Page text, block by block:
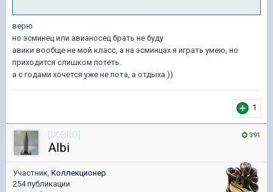
верю
но эсминец или авианосец брать не буду
авики вообще не мой класс, а на эсминцах я играть умею, но
приходится слишком потеть.
а с годами хочется уже не пота, а отдыха ))
1
391
[D0BRO]
AIbi
Участник, Коллекционер
254 публикации